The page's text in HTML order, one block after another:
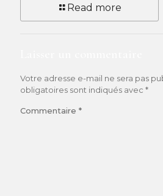
Read more
Votre adresse e-mail ne sera pas
obligatoires sont indiqués avec *
Commentaire *